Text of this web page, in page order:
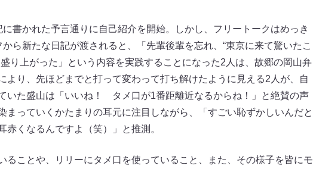
書かれた予言通りに自己紹介を開始。しかし、フリートークはめっき
ら新たな日記が渡されると、「先輩後輩を忘れ、“東京に来て驚いたこ
り上がった」という内容を実践することになった2人は、故郷の岡山弁
より、先ほどまでと打って変わって打ち解けたように見える2人が、自
いた盛山は「いいね！ タメ口が1番距離近なるからね！」と絶賛の声
まっていくかたまりの耳元に注目しながら、「すごい恥ずかしいんだと
くなるんですよ（笑）」と推測。
ることや、リリーにタメ口を使っていること、また、その様子を皆にモ